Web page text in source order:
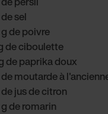
sel
de poivre
de ciboulette
de paprika doux
moutarde à
jus de citron
de romarin